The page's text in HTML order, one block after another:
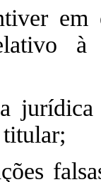
em
à
jurídica